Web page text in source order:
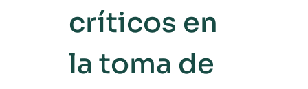
críticos en
la toma de